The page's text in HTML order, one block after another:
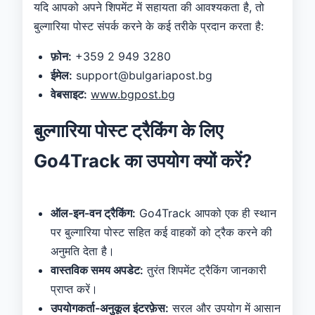
यदि आपको अपने शिपमेंट में सहायता की आवश्यकता है, तो
बुल्गारिया पोस्ट संपर्क करने के कई तरीके प्रदान करता है:
फ़ोन: +359 2 949 3280
ईमेल: support@bulgariapost.bg
वेबसाइट: www.bgpost.bg
बुल्गारिया पोस्ट ट्रैकिंग के लिए
Go4Track का उपयोग क्यों करें?
ऑल-इन-वन ट्रैकिंग: Go4Track आपको एक ही स्थान
पर बुल्गारिया पोस्ट सहित कई वाहकों को ट्रैक करने की
अनुमति देता है।
वास्तविक समय अपडेट: तुरंत शिपमेंट ट्रैकिंग जानकारी
प्राप्त करें।
उपयोगकर्ता-अनुकूल इंटरफ़ेस: सरल और उपयोग में आसान